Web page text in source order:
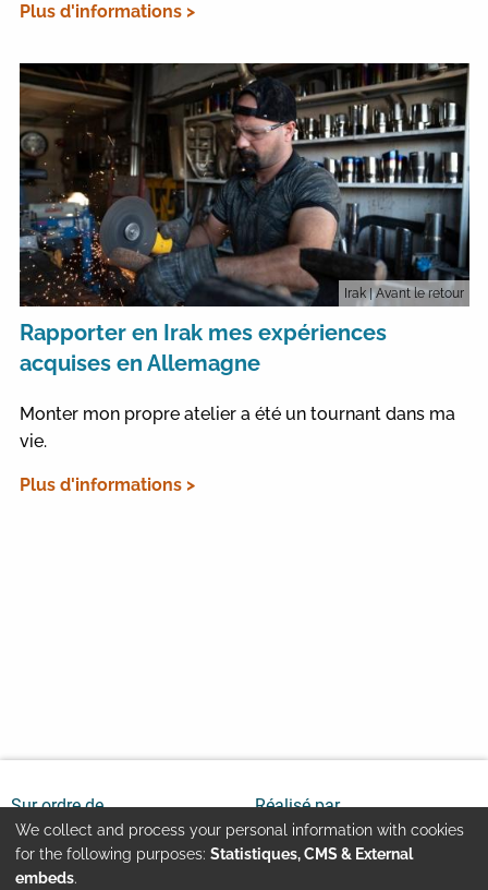
Plus d'informations >
Irak| Avant le retour
Rapporter en Irak mes expériences
acquises en Allemagne
Monter mon propre atelier a été un tournant dans ma
vie.
Plus d'informations >
Sur ordre de Réalisé par
Use
We collect and process your personal information with cookies
for the following purposes: Statistiques, CMS & External
embeds.